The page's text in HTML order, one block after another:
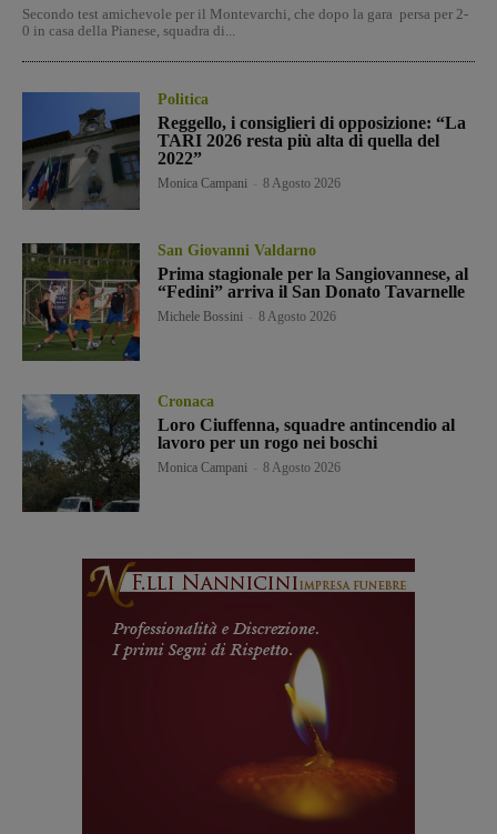
Secondo test amichevole per il Montevarchi, che dopo la gara persa per 2-
0 in casa della Pianese, squadra di...
Politica
Reggello, i consiglieri di opposizione: “La
TARI 2026 resta più alta di quella del
2022”
Monica Campani 8 Agosto 2026
San Giovanni Valdarno
Prima stagionale per la Sangiovannese, al
“Fedini” arriva il San Donato Tavarnelle
Michele Bossini 8 Agosto 2026
Cronaca
Loro Ciuffenna, squadre antincendio al
lavoro per un rogo nei boschi
Monica Campani 8 Agosto 2026